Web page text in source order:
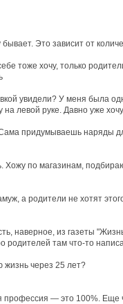
Это зависит от
тоже хочу, только
увидели? У меня была
на левой руке. Давно уже
придумываешь наряды
по магазинам,
а родители не хотят
наверное, из газеты
родителей там что-то
жизнь через 25 лет?
— это 100%. Еще